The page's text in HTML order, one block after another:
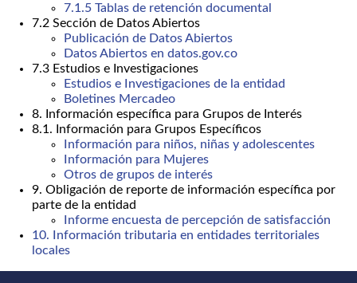
7.1.5 Tablas de retención documental
7.2 Sección de Datos Abiertos
Publicación de Datos Abiertos
Datos Abiertos en datos.gov.co
7.3 Estudios e Investigaciones
Estudios e Investigaciones de la entidad
Boletines Mercadeo
8. Información específica para Grupos de Interés
8.1. Información para Grupos Específicos
Información para niños, niñas y adolescentes
Información para Mujeres
Otros de grupos de interés
9. Obligación de reporte de información específica por
parte de la entidad
Informe encuesta de percepción de satisfacción
10. Información tributaria en entidades territoriales
locales